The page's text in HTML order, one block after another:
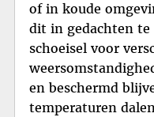
of in koude
dit in gedachten
schoeisel voor
en beschermd
temperaturen